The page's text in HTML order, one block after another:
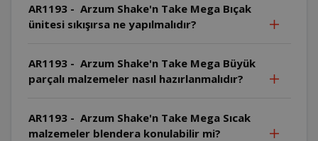
AR1193 - Arzum Shake'n Take Mega Bıçak
ünitesi sıkışırsa ne yapılmalıdır?
AR1193 - Arzum Shake'n Take Mega Büyük
parçalı malzemeler nasıl hazırlanmalıdır?
AR1193 - Arzum Shake'n Take Mega Sıcak
malzemeler blendera konulabilir mi?